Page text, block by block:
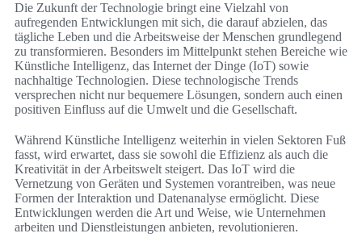
Die Zukunft der Technologie bringt eine Vielzahl von
aufregenden Entwicklungen mit sich, die darauf abzielen, das
tägliche Leben und die Arbeitsweise der Menschen grundlegend
zu transformieren. Besonders im Mittelpunkt stehen Bereiche wie
Künstliche Intelligenz, das Internet der Dinge (IoT) sowie
nachhaltige Technologien. Diese technologische Trends
versprechen nicht nur bequemere Lösungen, sondern auch einen
positiven Einfluss auf die Umwelt und die Gesellschaft.
Während Künstliche Intelligenz weiterhin in vielen Sektoren Fuß
fasst, wird erwartet, dass sie sowohl die Effizienz als auch die
Kreativität in der Arbeitswelt steigert. Das IoT wird die
Vernetzung von Geräten und Systemen vorantreiben, was neue
Formen der Interaktion und Datenanalyse ermöglicht. Diese
Entwicklungen werden die Art und Weise, wie Unternehmen
arbeiten und Dienstleistungen anbieten, revolutionieren.